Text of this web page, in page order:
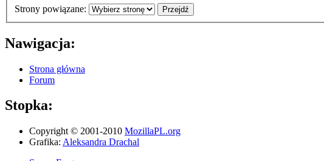
Strony powiązane:
Nawigacja:
Strona główna
Forum
Stopka:
Copyright © 2001-2010 MozillaPL.org
Grafika: Aleksandra Drachal